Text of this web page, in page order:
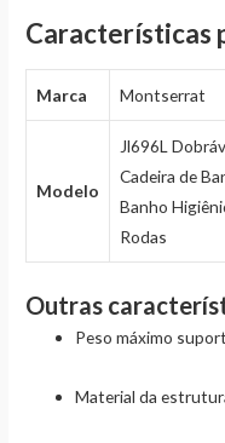
Características
Marca Montserrat
Modelo
Jl696L
Cadeira de
Banho
Rodas
Outras
Peso máximo
Material da